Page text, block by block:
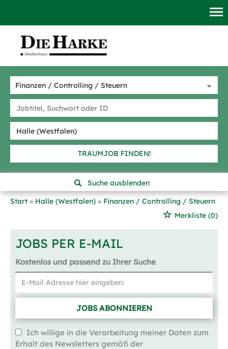
TRAUMJOB FINDEN!
Suche ausblenden
Start
Halle (Westfalen)
Finanzen / Controlling / Steuern
Merkliste (0)
JOBS PER E-MAIL
Kostenlos und passend zu Ihrer Suche
JOBS ABONNIEREN
Ich willige in die Verarbeitung meiner Daten zum
Erhalt des Newsletters gemäß der